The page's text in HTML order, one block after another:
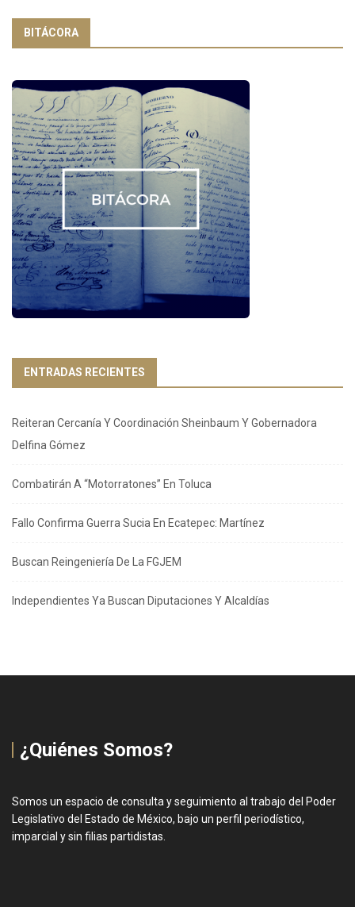
BITÁCORA
ENTRADAS RECIENTES
Reiteran Cercanía Y Coordinación Sheinbaum Y Gobernadora
Delfina Gómez
Combatirán A “Motorratones” En Toluca
Fallo Confirma Guerra Sucia En Ecatepec: Martínez
Buscan Reingeniería De La FGJEM
Independientes Ya Buscan Diputaciones Y Alcaldías
¿Quiénes Somos?
Somos un espacio de consulta y seguimiento al trabajo del Poder
Legislativo del Estado de México, bajo un perfil periodístico,
imparcial y sin filias partidistas.